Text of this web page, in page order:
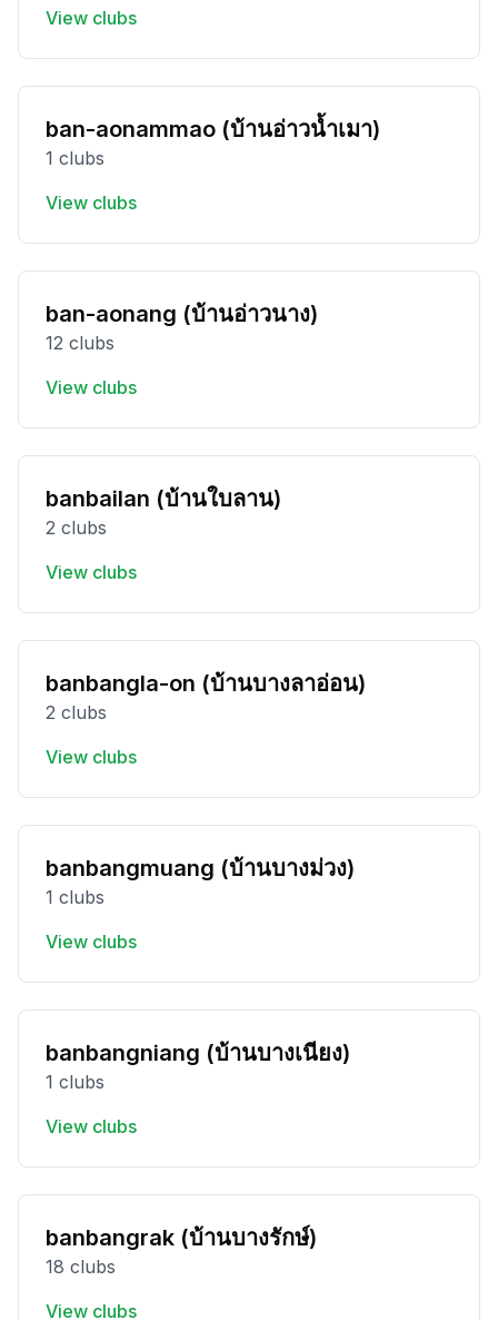
View clubs
ban-aonammao (บ้านอ่าวน้ำเมา)
1 clubs
View clubs
ban-aonang (บ้านอ่าวนาง)
12 clubs
View clubs
banbailan (บ้านใบลาน)
2 clubs
View clubs
banbangla-on (บ้านบางลาอ่อน)
2 clubs
View clubs
banbangmuang (บ้านบางม่วง)
1 clubs
View clubs
banbangniang (บ้านบางเนียง)
1 clubs
View clubs
banbangrak (บ้านบางรักษ์)
18 clubs
View clubs